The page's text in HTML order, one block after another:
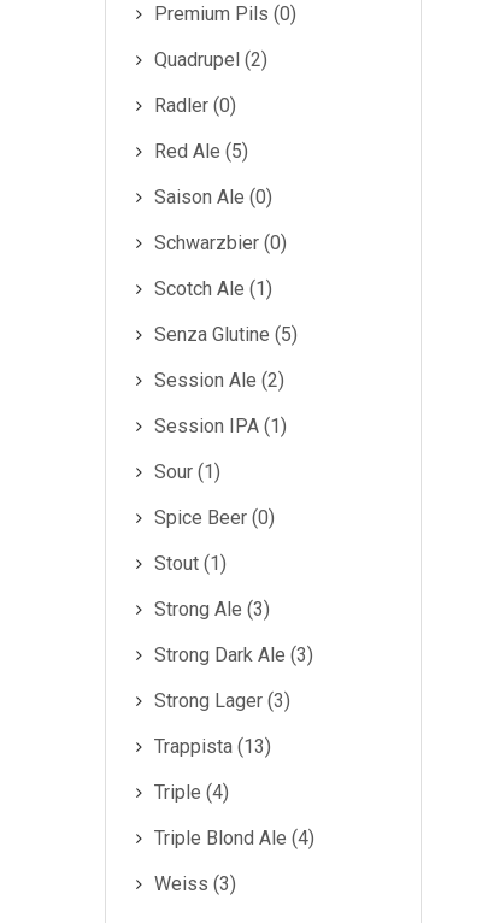
Premium Pils (0)
Quadrupel (2)
Radler (0)
Red Ale (5)
Saison Ale (0)
Schwarzbier (0)
Scotch Ale (1)
Senza Glutine (5)
Session Ale (2)
Session IPA (1)
Sour (1)
Spice Beer (0)
Stout (1)
Strong Ale (3)
Strong Dark Ale (3)
Strong Lager (3)
Trappista (13)
Triple (4)
Triple Blond Ale (4)
Weiss (3)